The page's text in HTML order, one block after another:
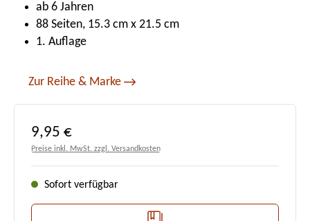
ab 6 Jahren
88 Seiten, 15.3 cm x 21.5 cm
1. Auflage
Zur Reihe & Marke
Regulärer Preis:
9,95 €
Preise inkl. MwSt. zzgl. Versandkosten
Sofort verfügbar